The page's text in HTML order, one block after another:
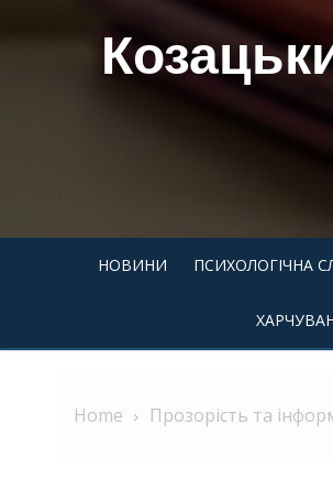
НОВИНИ ПСИХОЛОГІЧНА
Home Прозорість та